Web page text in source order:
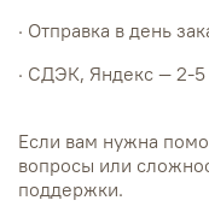
· Отправка в день
· СДЭК, Яндекс — 2-5
Если вам нужна
вопросы или
поддержки.